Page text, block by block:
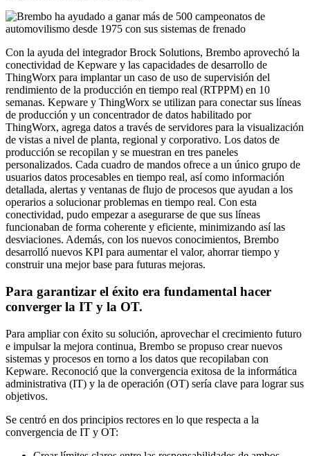
Con la ayuda del integrador Brock Solutions, Brembo aprovechó la
conectividad de Kepware y las capacidades de desarrollo de
ThingWorx para implantar un caso de uso de supervisión del
rendimiento de la producción en tiempo real (RTPPM) en 10
semanas. Kepware y ThingWorx se utilizan para conectar sus líneas
de producción y un concentrador de datos habilitado por
ThingWorx, agrega datos a través de servidores para la visualización
de vistas a nivel de planta, regional y corporativo. Los datos de
producción se recopilan y se muestran en tres paneles
personalizados. Cada cuadro de mandos ofrece a un único grupo de
usuarios datos procesables en tiempo real, así como información
detallada, alertas y ventanas de flujo de procesos que ayudan a los
operarios a solucionar problemas en tiempo real. Con esta
conectividad, pudo empezar a asegurarse de que sus líneas
funcionaban de forma coherente y eficiente, minimizando así las
desviaciones. Además, con los nuevos conocimientos, Brembo
desarrolló nuevos KPI para aumentar el valor, ahorrar tiempo y
construir una mejor base para futuras mejoras.
Para garantizar el éxito era fundamental hacer
converger la IT y la OT.
Para ampliar con éxito su solución, aprovechar el crecimiento futuro
e impulsar la mejora continua, Brembo se propuso crear nuevos
sistemas y procesos en torno a los datos que recopilaban con
Kepware. Reconoció que la convergencia exitosa de la informática
administrativa (IT) y la de operación (OT) sería clave para lograr sus
objetivos.
Se centró en dos principios rectores en lo que respecta a la
convergencia de IT y OT: